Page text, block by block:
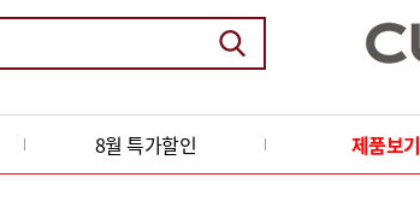
8월 특가할인 제품보기